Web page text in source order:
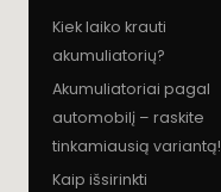
Kiek laiko krauti
akumuliatorių?
Akumuliatoriai pagal
automobilį – raskite
tinkamiausią variantą!
Kaip išsirinkti